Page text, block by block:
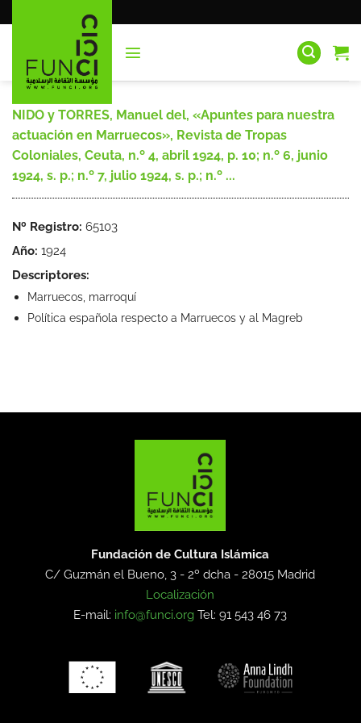
al
NIDO y TORRES, Manuel del, «Apuntes para nuestra
actuación en Marruecos», Revista de Tropas
Coloniales, Ceuta, n.º 4, abril 1924, p. 10; n.º 6, junio
1924, s. p.; n.º 7, julio 1924, s. p.; n.º ...
Nº Registro: 65103
Año: 1924
Descriptores:
Marruecos, marroquí
Política española respecto a Marruecos y al Magreb
Fundación de Cultura Islámica
C/ Guzmán el Bueno, 3 - 2º dcha -28015 Madrid
Localización
E-mail: info@funci.org Tel: 91 543 46 73